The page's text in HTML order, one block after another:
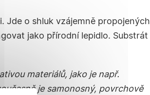
Jde o shluk vzájemně propojených
jako přírodní lepidlo. Substrát
materiálů, jako je např.
je samonosný, povrchově